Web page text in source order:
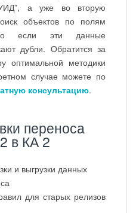
а уже во вторую
объектов по полям
если эти данные
дубли. Обратится за
оптимальной методики
случае можете по
консультацию.
переноса
в КА 2
и выгрузки данных
для старых релизов